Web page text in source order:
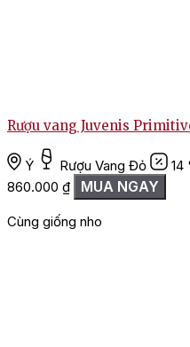
Rượu vang Juvenis
Ý Rượu Vang Đỏ
14
860.000 ₫ MUA NGAY
Cùng giống nho